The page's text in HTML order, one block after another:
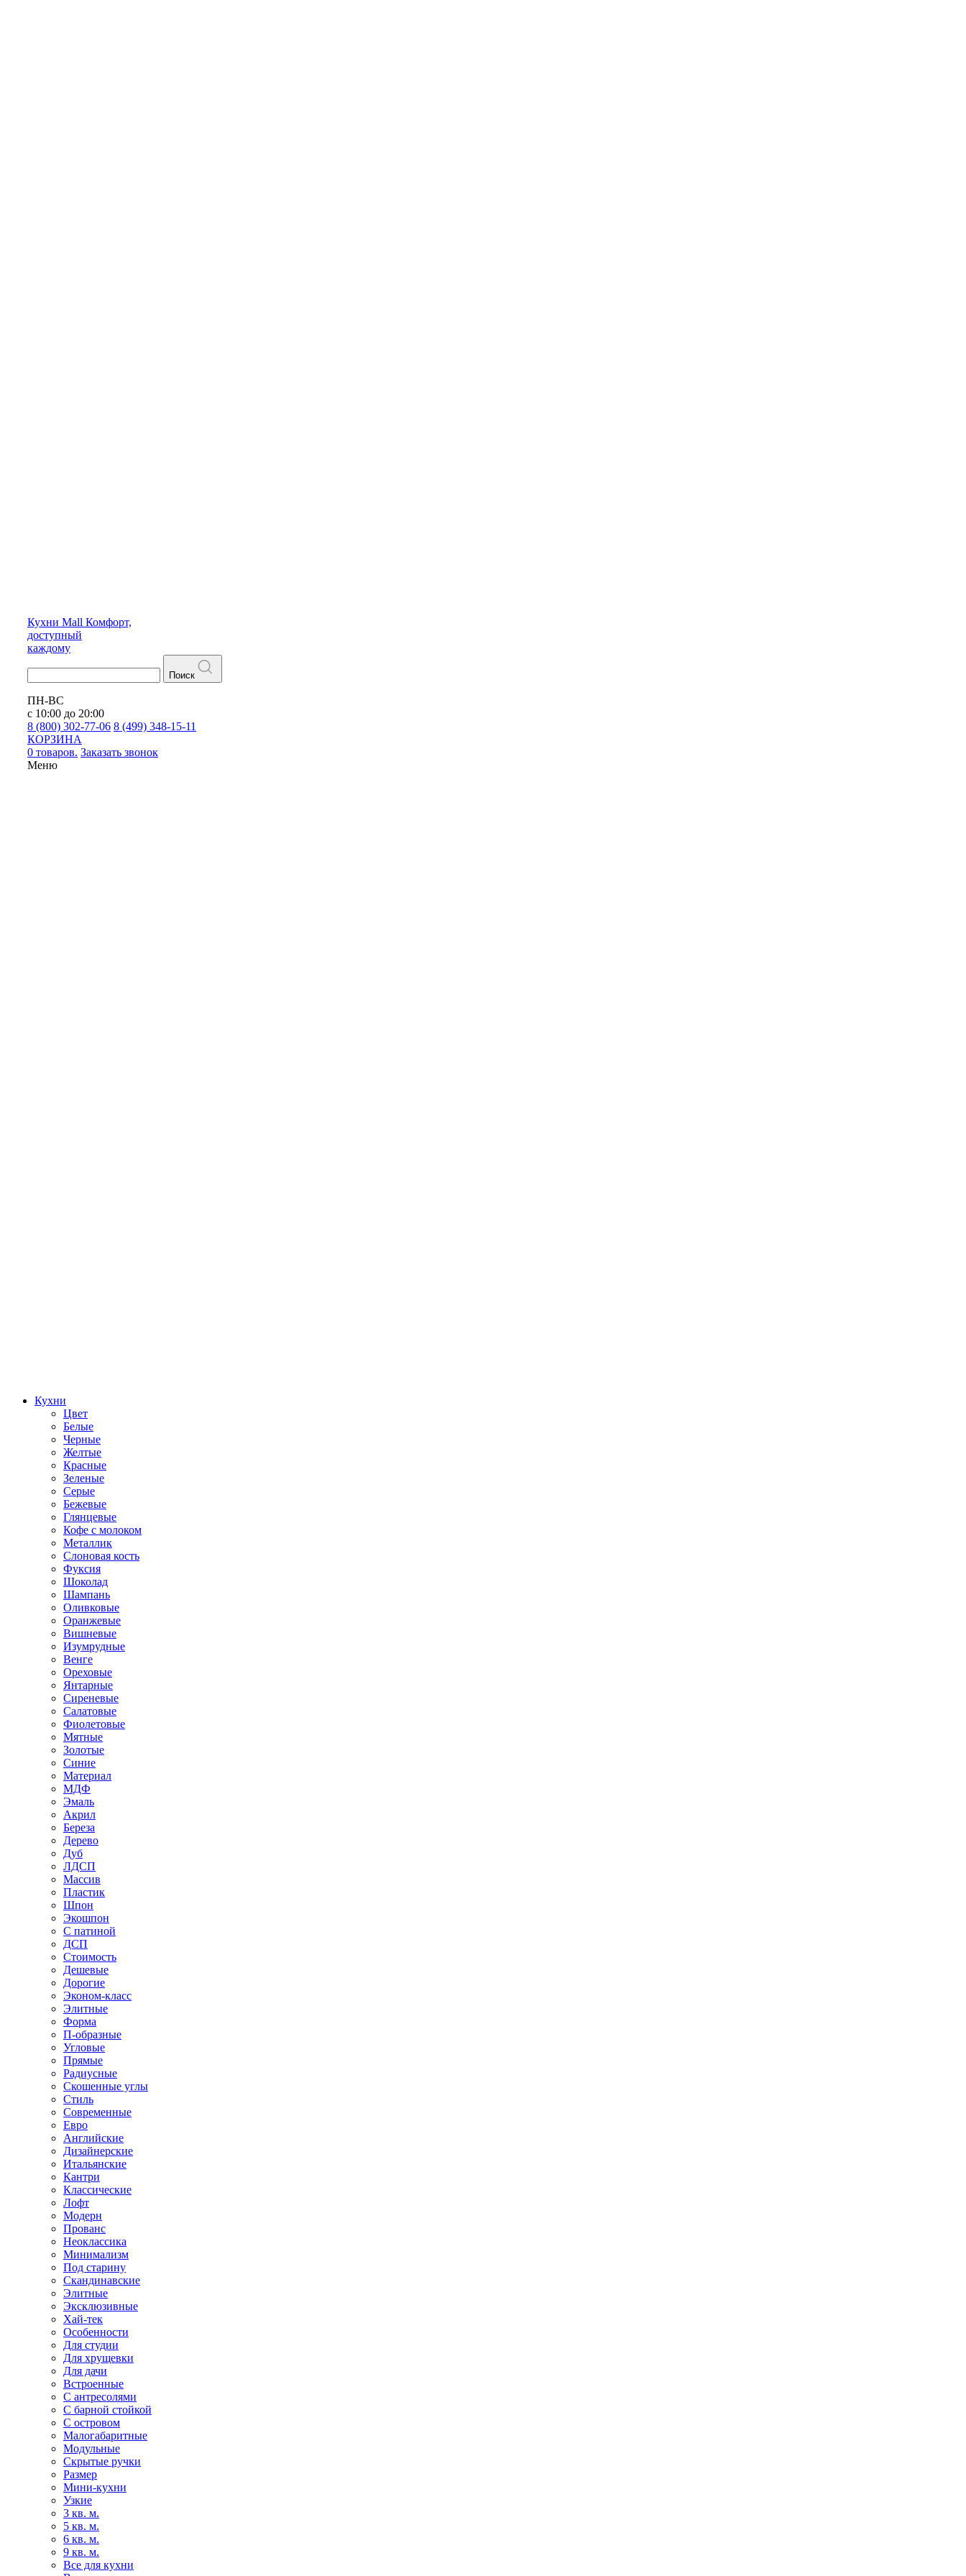
Кухни Mall Комфорт,
доступный
каждому
Поиск
ПН-ВС
с 10:00 до 20:00
8 (800) 302-77-06 8 (499) 348-15-11
КОРЗИНА
0 товаров. Заказать звонок
Меню
Кухни
Цвет
Белые
Черные
Желтые
Красные
Зеленые
Серые
Бежевые
Глянцевые
Кофе с молоком
Металлик
Слоновая кость
Фуксия
Шоколад
Шампань
Оливковые
Оранжевые
Вишневые
Изумрудные
Венге
Ореховые
Янтарные
Сиреневые
Салатовые
Фиолетовые
Мятные
Золотые
Синие
Материал
МДФ
Эмаль
Акрил
Береза
Дерево
Дуб
ЛДСП
Массив
Пластик
Шпон
Экошпон
С патиной
ДСП
Стоимость
Дешевые
Дорогие
Эконом-класс
Элитные
Форма
П-образные
Угловые
Прямые
Радиусные
Скошенные углы
Стиль
Современные
Евро
Английские
Дизайнерские
Итальянские
Кантри
Классические
Лофт
Модерн
Прованс
Неоклассика
Минимализм
Под старину
Скандинавские
Элитные
Эксклюзивные
Хай-тек
Особенности
Для студии
Для хрущевки
Для дачи
Встроенные
С антресолями
С барной стойкой
С островом
Малогабаритные
Модульные
Скрытые ручки
Размер
Мини-кухни
Узкие
3 кв. м.
5 кв. м.
6 кв. м.
9 кв. м.
Все для кухни